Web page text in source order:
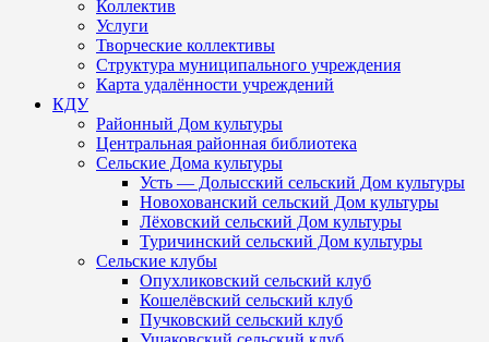
Коллектив
Услуги
Творческие коллективы
Структура муниципального учреждения
Карта удалённости учреждений
КДУ
Районный Дом культуры
Центральная районная библиотека
Сельские Дома культуры
Усть — Долысский сельский Дом культуры
Новохованский сельский Дом культуры
Лёховский сельский Дом культуры
Туричинский сельский Дом культуры
Сельские клубы
Опухликовский сельский клуб
Кошелёвский сельский клуб
Пучковский сельский клуб